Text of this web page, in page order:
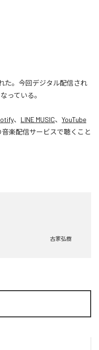
た。今回デジタル配信され
っている。
、 LINE MUSIC、 YouTube
音楽配信サービスで聴くこと
古家弘樹